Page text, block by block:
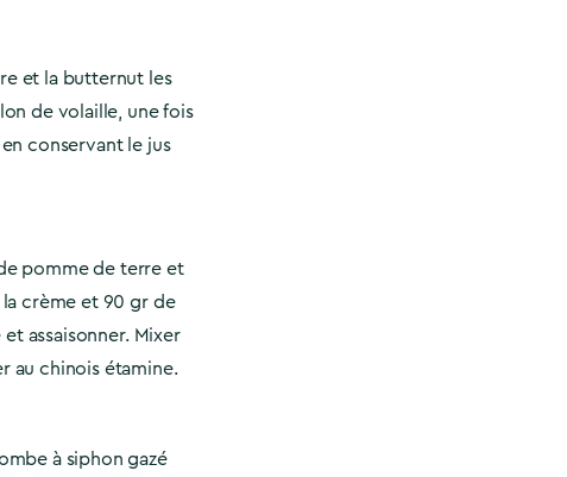
et la butternut les
de volaille, une fois
conservant le jus
pomme de terre et
crème et 90 gr de
et assaisonner. Mixer
au chinois étamine.
à siphon gazé